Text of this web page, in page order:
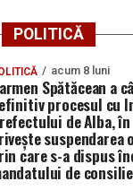
POLITICĂ
acum 8 luni
Spătăcean a
procesul cu
de Alba, în
suspendarea
care s-a dispus
de